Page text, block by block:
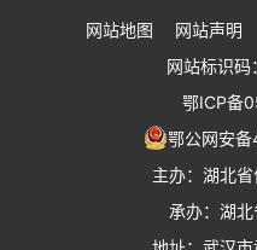
湖北省住建厅执业资格注册中心
湖北省城乡建设发展中心
湖北城市建设职业技术学院
网站地图 网站声明
网站标识
鄂ICP备
鄂公网安
主办：湖北
承办：湖